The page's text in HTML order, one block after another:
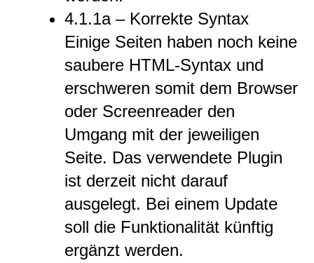
4.1.1a – Korrekte Syntax
Einige Seiten haben noch keine
saubere HTML-Syntax und
erschweren somit dem Browser
oder Screenreader den
Umgang mit der jeweiligen
Seite. Das verwendete Plugin
ist derzeit nicht darauf
ausgelegt. Bei einem Update
soll die Funktionalität künftig
ergänzt werden.